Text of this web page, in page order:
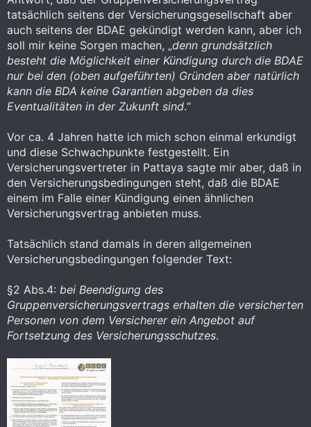
tatsächlich seitens der Versicherungsgesellschaft aber
auch seitens der BDAE gekündigt werden kann, aber ich
soll mir keine Sorgen machen, „denn grundsätzlich
besteht die Möglichkeit einer Kündigung durch die BDAE
nur bei den (oben aufgeführten) Gründen aber natürlich
kann die BDA keine Garantien abgeben da dies
Eventualitäten in der Zukunft sind.“
Vor ca. 4 Jahren hatte ich mich schon einmal erkundigt
und diese Schwachpunkte festgestellt. Ein
Versicherungsvertreter in Pattaya sagte mir aber, daß in
den Versicherungsbedingungen steht, daß die BDAE
einem im Falle einer Kündigung einen ähnlichen
Versicherungsvertrag anbieten muss.
Tatsächlich stand damals in deren allgemeinen
Versicherungsbedingungen folgender Text:
§2 Abs.4: bei Beendigung des
Gruppenversicherungsvertrags erhalten die versicherten
Personen von dem Versicherer ein Angebot auf
Fortsetzung des Versicherungsschutzes.